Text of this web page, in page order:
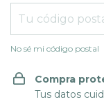
No sé mi código postal
Compra
Tus datos